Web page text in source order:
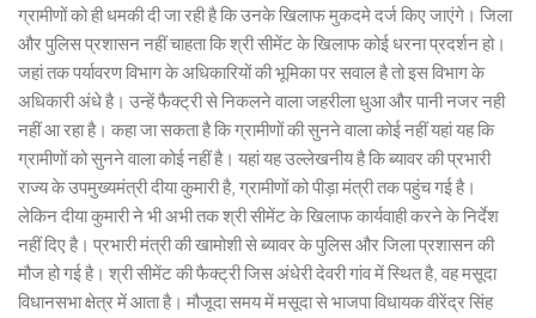
ग्रामीणों को ही धमकी दी जा रही है कि उनके खिलाफ मुकदमे दर्ज किए जाएंगे। जिला
और पुलिस प्रशासन नहीं चाहता कि श्री सीमेंट के खिलाफ कोई धरना प्रदर्शन हो।
जहां तक पर्यावरण विभाग के अधिकारियों की भूमिका पर सवाल है तो इस विभाग के
अधिकारी अंधे है। उन्हें फैक्ट्री से निकलने वाला जहरीला धुआ और पानी नजर नही
नहीं आ रहा है। कहा जा सकता है कि ग्रामीणों की सुनने वाला कोई नहीं यहां यह कि
ग्रामीणों को सुनने वाला कोई नहीं है। यहां यह उल्लेखनीय है कि ब्यावर की प्रभारी
राज्य के उपमुख्यमंत्री दीया कुमारी है, ग्रामीणों को पीड़ा मंत्री तक पहुंच गई है।
लेकिन दीया कुमारी ने भी अभी तक श्री सीमेंट के खिलाफ कार्यवाही करने के निर्देश
नहीं दिए है। प्रभारी मंत्री की खामोशी से ब्यावर के पुलिस और जिला प्रशासन की
मौज हो गई है। श्री सीमेंट की फैक्ट्री जिस अंधेरी देवरी गांव में स्थित है, वह मसूदा
विधानसभा क्षेत्र में आता है। मौजूदा समय में मसूदा से भाजपा विधायक वीरेंद्र सिंह